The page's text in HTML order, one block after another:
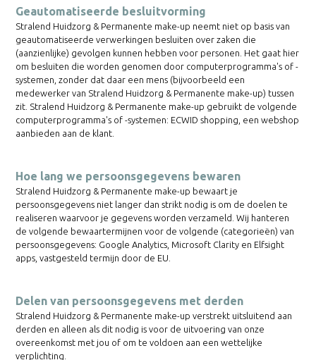
Geautomatiseerde besluitvorming
Stralend Huidzorg & Permanente make-up neemt niet op basis van
geautomatiseerde verwerkingen besluiten over zaken die
(aanzienlijke) gevolgen kunnen hebben voor personen. Het gaat hier
om besluiten die worden genomen door computerprogramma's of -
systemen, zonder dat daar een mens (bijvoorbeeld een
medewerker van Stralend Huidzorg & Permanente make-up) tussen
zit. Stralend Huidzorg & Permanente make-up gebruikt de volgende
computerprogramma's of -systemen: ECWID shopping, een webshop
aanbieden aan de klant.
Hoe lang we persoonsgegevens bewaren
Stralend Huidzorg & Permanente make-up bewaart je
persoonsgegevens niet langer dan strikt nodig is om de doelen te
realiseren waarvoor je gegevens worden verzameld. Wij hanteren
de volgende bewaartermijnen voor de volgende (categorieën) van
persoonsgegevens: Google Analytics, Microsoft Clarity en Elfsight
apps, vastgesteld termijn door de EU.
Delen van persoonsgegevens met derden
Stralend Huidzorg & Permanente make-up verstrekt uitsluitend aan
derden en alleen als dit nodig is voor de uitvoering van onze
overeenkomst met jou of om te voldoen aan een wettelijke
verplichting.